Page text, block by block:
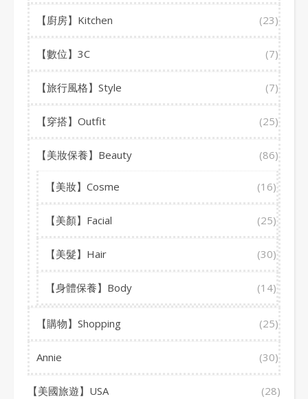
【廚房】Kitchen (23)
【數位】3C (7)
【旅行風格】Style (7)
【穿搭】Outfit (25)
【美妝保養】Beauty (86)
【美妝】Cosme (16)
【美顏】Facial (25)
【美髮】Hair (30)
【身體保養】Body (14)
【購物】Shopping (25)
Annie (30)
【美國旅遊】USA (28)